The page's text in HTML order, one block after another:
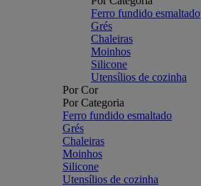
Ferro fundido esmaltado
Grés
Chaleiras
Moinhos
Silicone
Utensílios de cozinha
Por Cor
Por Categoria
Ferro fundido esmaltado
Grés
Chaleiras
Moinhos
Silicone
Utensílios de cozinha